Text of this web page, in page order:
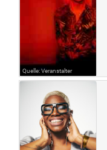
Quelle: Veranstalter